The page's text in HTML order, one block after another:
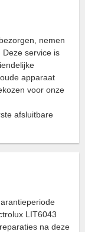
nemen
service is
apparaat
voor onze
afsluitbare
LIT6043
na deze